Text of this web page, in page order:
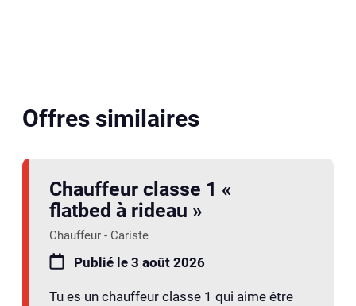
Offres similaires
Chauffeur classe 1 «
flatbed à rideau »
Chauffeur - Cariste
Publié le 3 août 2026
Tu es un chauffeur classe 1 qui aime être